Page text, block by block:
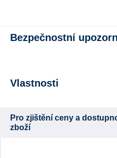
Bezpečnostní
Vlastnosti
Pro zjištění ceny a
zboží